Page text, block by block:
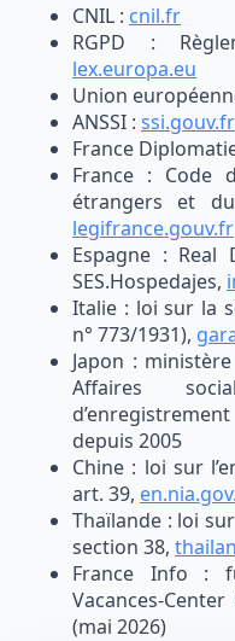
CNIL : cnil.fr
RGPD :
lex.europa.eu
Union
ANSSI : ssi.gouv.fr
France
France : Code
étrangers et
legifrance.gouv.fr
Espagne : Real
SES.Hospedajes,
Italie : loi sur la
n° 773/1931),
Japon :
Affaires
depuis 2005
Chine : loi sur
art. 39,
Thaïlande : loi
section 38,
France Info :
Vacances-
(mai 2026)